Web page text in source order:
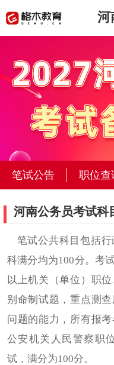
河
河南公务员考试科
笔试公共科目包括
科满分均为100分。考
以上机关（单位）职
别命制试题，重点测
问题的能力，所有报
公安机关人民警察职
试，满分为100分。